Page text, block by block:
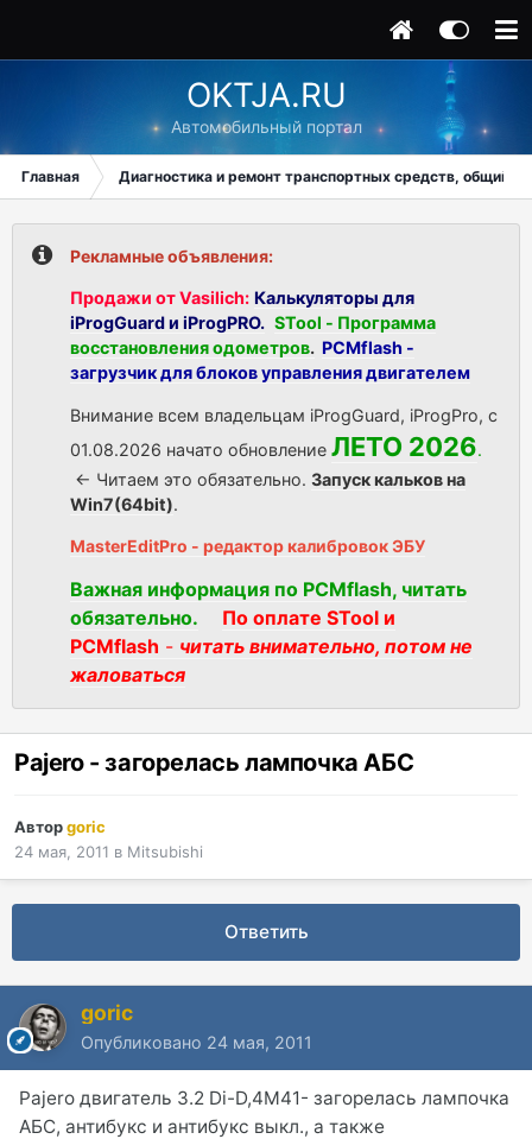
OKTJA.RU
Автомобильный портал
Главная Диагностика и ремонт транспортных средств, общий
Рекламные объявления:
Продажи от Vasilich: Калькуляторы для
iProgGuard и iProgPRO. STool - Программа
восстановления одометров. PCMflash -
загрузчик для блоков управления двигателем
Внимание всем владельцам iProgGuard, iProgPro, с
01.08.2026 начато обновление ЛЕТО 2026.
<- Читаем это обязательно. Запуск кальков на
Win7(64bit).
MasterEditPro - редактор калибровок ЭБУ
Важная информация по PCMflash, читать
обязательно.
По оплате STool и
PCMflash - читать внимательно, потом не
жаловаться
Pajero - загорелась лампочка АБС
Авторgoric
24 мая, 2011 в Mitsubishi
Ответить
goric
Опубликовано 24 мая, 2011
Pajero двигатель 3.2 Di-D,4M41- загорелась лампочка
АБС, антибукс и антибукс выкл., а также